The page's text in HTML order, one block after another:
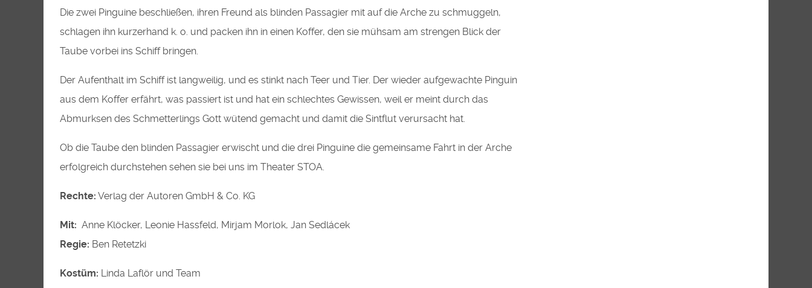
Die zwei Pinguine beschließen, ihren Freund als blinden Passagier mit auf die Arche zu schmuggeln,
schlagen ihn kurzerhand k. o. und packen ihn in einen Koffer, den sie mühsam am strengen Blick der
Taube vorbei ins Schiff bringen.
Der Aufenthalt im Schiff ist langweilig, und es stinkt nach Teer und Tier. Der wieder aufgewachte Pinguin
aus dem Koffer erfährt, was passiert ist und hat ein schlechtes Gewissen, weil er meint durch das
Abmurksen des Schmetterlings Gott wütend gemacht und damit die Sintflut verursacht hat.
Ob die Taube den blinden Passagier erwischt und die drei Pinguine die gemeinsame Fahrt in der Arche
erfolgreich durchstehen sehen sie bei uns im Theater STOA.
Rechte: Verlag der Autoren GmbH & Co. KG
Mit: Anne Klöcker, Leonie Hassfeld, Mirjam Morlok, Jan Sedlácek
Regie: Ben Retetzki
Kostüm: Linda Laflör und Team